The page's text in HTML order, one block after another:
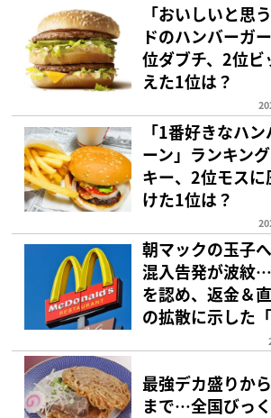
「おいしいと思
ドのハンバーガ
位ダブチ、2位ビ
えた1位は？
「1番好きなハ
ーン」ランキン
キー、2位モス
けた1位は？
朝マックの玉子
混入告発が波紋
を認め、返金＆
の拡散に示した「
最強デカ盛りか
まで…全国びっ